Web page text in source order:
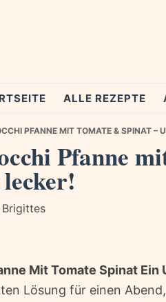
ALLE REZEPTE
PFANNE MIT TOMATE & SPINAT –
Pfanne
Brigittes
Mit Tomate Spinat
Lösung für einen